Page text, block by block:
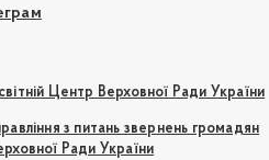
Центр Верховної Ради України
з питань звернень громадян
Ради України